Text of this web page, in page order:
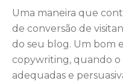
Uma maneira que
de conversão de
do seu blog. Um bom
copywriting, quando o
adequadas e